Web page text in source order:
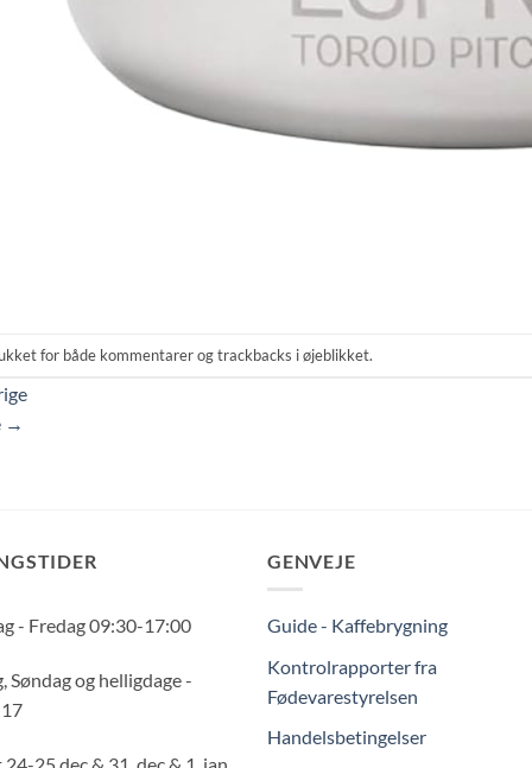
for både kommentarer og trackbacks i øjeblikket.
→
- Fredag 09:30-17:00
Søndag og helligdage -
25 dec & 31. dec & 1. jan
GENVEJE
Guide - Kaffebrygning
Kontrolrapporter fra
Fødevarestyrelsen
Handelsbetingelser